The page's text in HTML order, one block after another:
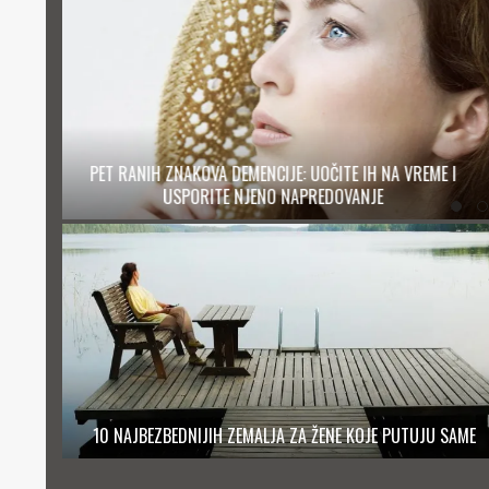
JEDNOSTAVAN RECEPT ZA NAJBOLJI ORGAZAM
10 NAJBEZBEDNIJIH ZEMALJA ZA ŽENE KOJE PUTUJU SAME